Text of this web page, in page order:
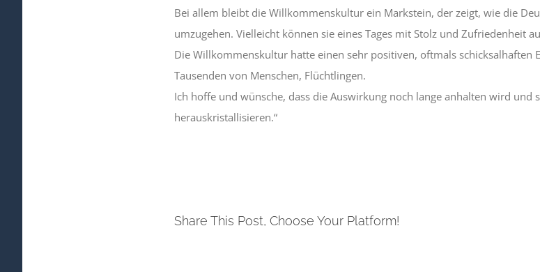
Bei allem bleibt die Willkommenskultur ein Markstein, der zeigt, wie die
umzugehen. Vielleicht können sie eines Tages mit Stolz und Zufriedenheit
Die Willkommenskultur hatte einen sehr positiven, oftmals schicksalhaften
Tausenden von Menschen, Flüchtlingen.
Ich hoffe und wünsche, dass die Auswirkung noch lange anhalten wird und
herauskristallisieren.“
Share This Post, Choose Your Platform!